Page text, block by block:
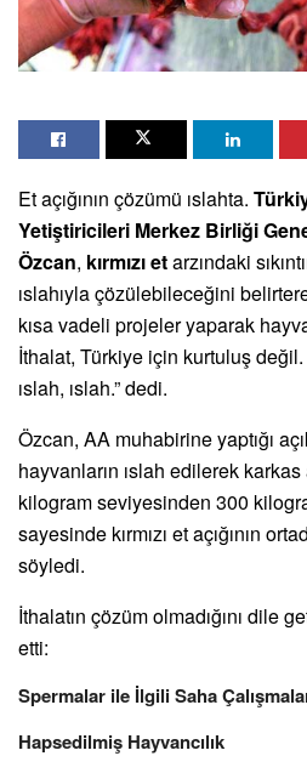
Et açığının çözümü ıslahta.
Yetiştiricileri Merkez Birliği
Özcan, kırmızı etarzındaki
ıslahıyla çözülebileceğini
kısa vadeli projeler yaparak
İthalat, Türkiye için kurtuluş değil.
ıslah, ıslah.” dedi.
Özcan, AA muhabirine yaptığı
hayvanların ıslah edilerek karkas
kilogram seviyesinden 300
sayesinde kırmızı et açığının
söyledi.
İthalatın çözüm olmadığını dile
etti:
Spermalar ile İlgili Saha
Hapsedilmiş Hayvancılık